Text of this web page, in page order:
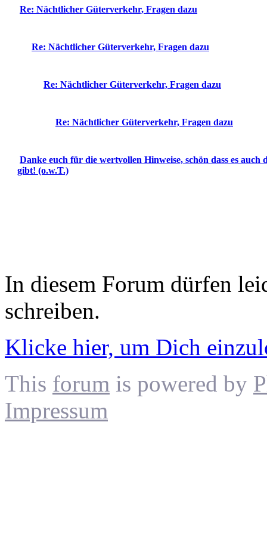
Re: Nächtlicher Güterverkehr, Fragen dazu
Re: Nächtlicher Güterverkehr, Fragen dazu
Re: Nächtlicher Güterverkehr, Fragen dazu
Re: Nächtlicher Güterverkehr, Fragen dazu
Danke euch für die wertvollen Hinweise, schön dass es auch
gibt! (o.w.T.)
In diesem Forum dürfen
schreiben.
Klicke hier, um Dich
This forum is powered by
Impressum